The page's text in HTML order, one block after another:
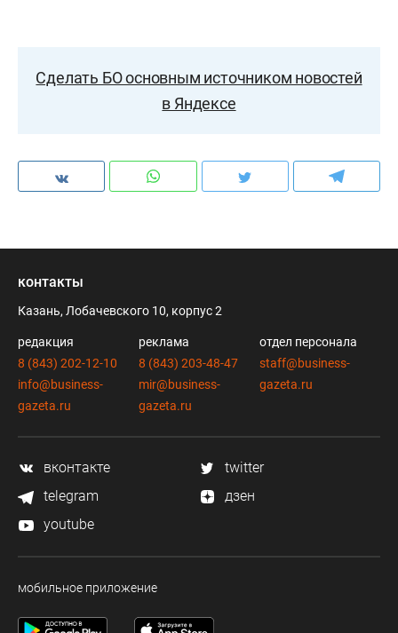
Сделать БО основным источником новостей
в Яндексе
контакты
Казань, Лобачевского 10, корпус 2
редакция
8 (843) 202-12-10
info@business-
gazeta.ru
реклама
8 (843) 203-48-47
mir@business-
gazeta.ru
отдел персонала
staff@business-
gazeta.ru
вконтакте
twitter
telegram
дзен
youtube
мобильное приложение